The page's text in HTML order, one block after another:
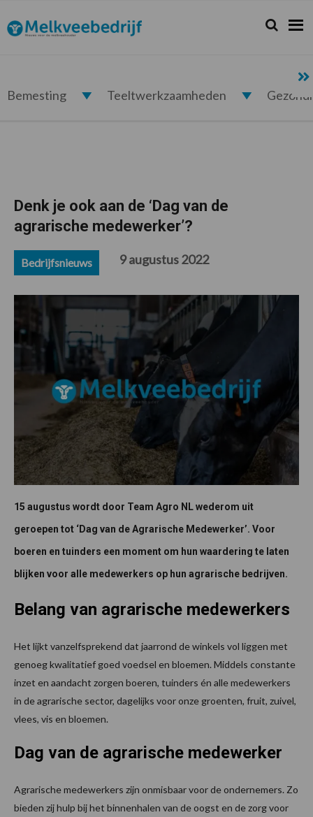
de
hoofdnavigatie
de
hoofd
de
eerste
de
voettekst
Melkveebedrijf.nl Zoeken...
Zoek
Bemesting Teeltwerkzaamheden
Denk je ook aan de ‘Dag van de
agrarische medewerker’?
Bedrijfsnieuws 9 augustus 2022
15 augustus wordt door Team Agro NL wederom uit
geroepen tot ‘Dag van de Agrarische Medewerker’. Voor
boeren en tuinders een moment om hun waardering te laten
blijken voor alle medewerkers op hun agrarische bedrijven.
Belang van agrarische medewerkers
Het lijkt vanzelfsprekend dat jaarrond de winkels vol liggen met
genoeg kwalitatief goed voedsel en bloemen. Middels constante
inzet en aandacht zorgen boeren, tuinders én alle medewerkers
in de agrarische sector, dagelijks voor onze groenten, fruit, zuivel,
vlees, vis en bloemen.
Dag van de agrarische medewerker
Agrarische medewerkers zijn onmisbaar voor de ondernemers. Zo
bieden zij hulp bij het binnenhalen van de oogst en de zorg voor